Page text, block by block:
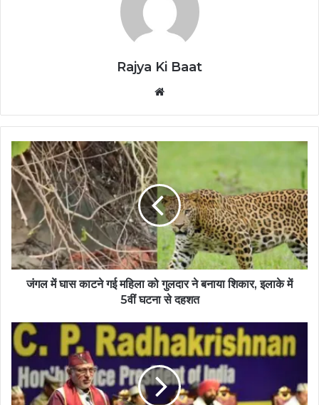
Rajya Ki Baat
जंगल में घास काटने गई महिला को गुलदार ने बनाया शिकार, इलाके में
5वीं घटना से दहशत